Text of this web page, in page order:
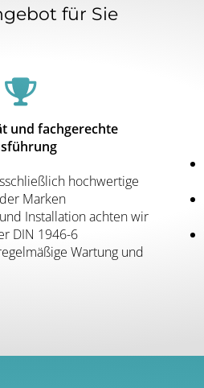
für Sie
und fachgerechte
hochwertige
Marken
Installation achten wir
DIN 1946-6
Wartung und